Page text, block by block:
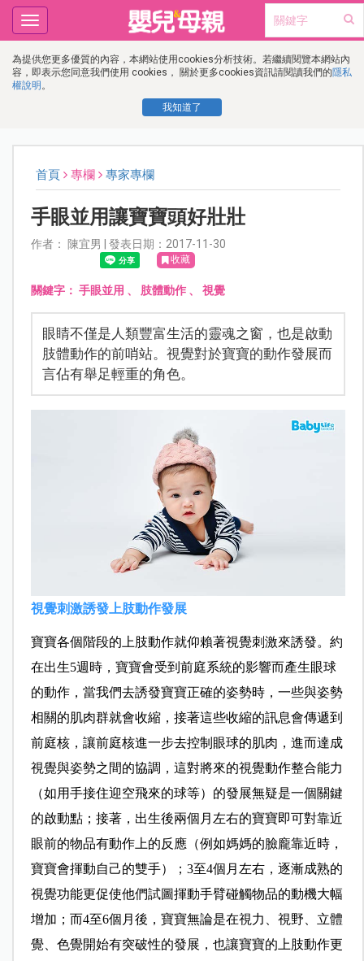
為提供您更多優質的內容，本網站使用cookies分析技術。若繼續閱覽本網站內
容，即表示您同意我們使用 cookies， 關於更多cookies資訊請閱讀我們的隱私
權說明 。
我知道了
Toggle
navigation
首頁 專欄 專家專欄
手眼並用讓寶寶頭好壯壯
作者： 陳宜男 | 發表日期：2017-11-30
收藏
關鍵字： 手眼並用 、 肢體動作、 視覺
眼睛不僅是人類豐富生活的靈魂之窗，也是啟動
肢體動作的前哨站。視覺對於寶寶的動作發展而
言佔有舉足輕重的角色。
視覺刺激誘發上肢動作發展
寶寶各個階段的上肢動作就仰賴著視覺刺激來誘發。約
在出生5週時，寶寶會受到前庭系統的影響而產生眼球
的動作，當我們去誘發寶寶正確的姿勢時，一些與姿勢
相關的肌肉群就會收縮，接著這些收縮的訊息會傳遞到
前庭核，讓前庭核進一步去控制眼球的肌肉，進而達成
視覺與姿勢之間的協調，這對將來的視覺動作整合能力
（如用手接住迎空飛來的球等）的發展無疑是一個關鍵
的啟動點；接著，出生後兩個月左右的寶寶即可對靠近
眼前的物品有動作上的反應（例如媽媽的臉龐靠近時，
寶寶會揮動自己的雙手）；3至4個月左右，逐漸成熟的
視覺功能更促使他們試圖揮動手臂碰觸物品的動機大幅
增加；而4至6個月後，寶寶無論是在視力、視野、立體
覺、色覺開始有突破性的發展，也讓寶寶的上肢動作更